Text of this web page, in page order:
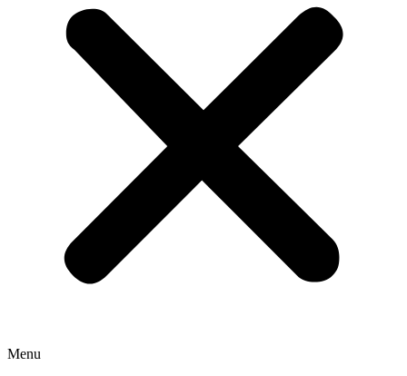
Menu